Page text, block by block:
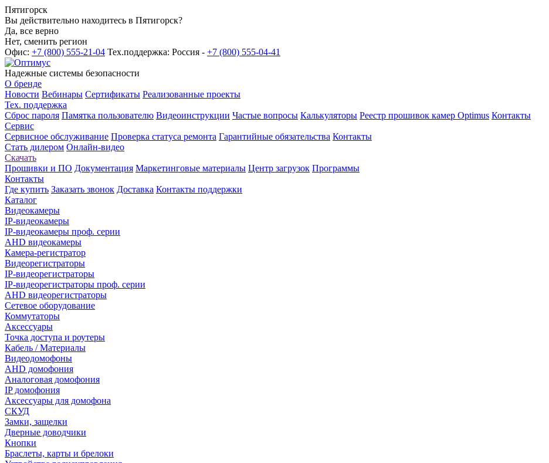
Пятигорск
Вы действительно находитесь в Пятигорск?
Да, все верно
Нет, сменить регион
Офис: +7 (800) 555-21-04 Тех.поддержка: Россия - +7 (800) 555-04-41
Надежные системы безопасности
О бренде
Новости Вебинары Сертификаты Реализованные проекты
Тех. поддержка
Сброс пароля Памятка пользователю Видеоинструкции Частые вопросы Калькуляторы Реестр прошивок камер Optimus Контакты
Сервис
Сервисное обслуживание Проверка статуса ремонта Гарантийные обязательства Контакты
Стать дилером Онлайн-видео
Скачать
Прошивки и ПО Документация Маркетинговые материалы Центр загрузок Программы
Контакты
Где купить Заказать звонок Доставка Контакты поддержки
Каталог
Видеокамеры
IP-видеокамеры
IP-видеокамеры проф. серии
AHD видеокамеры
Камера-регистратор
Видеорегистраторы
IP-видеорегистраторы
IP-видеорегистраторы проф. серии
AHD видеорегистраторы
Сетевое оборудование
Коммутаторы
Аксессуары
Точка доступа и роутеры
Кабель / Материалы
Видеодомофоны
AHD домофония
Аналоговая домофония
IP домофония
Аксессуары для домофона
СКУД
Замки, защелки
Дверные доводчики
Кнопки
Браслеты, карты и брелоки